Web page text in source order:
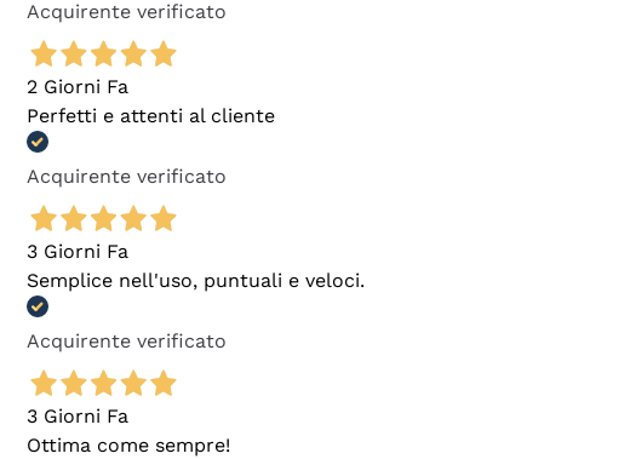
Acquirente verificato
2 Giorni Fa
Perfetti e attenti al cliente
Acquirente verificato
3 Giorni Fa
Semplice nell'uso, puntuali e veloci.
Acquirente verificato
3 Giorni Fa
Ottima come sempre!